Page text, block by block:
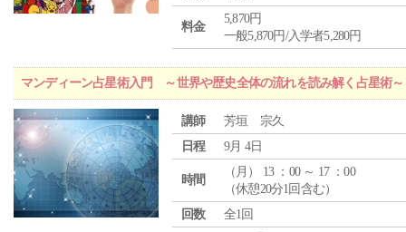
料金
5,870円
一般5,870円/入学者5,280円
マンディーン占星術入門 ～世界や歴史全体の流れを読み解く占星術～
講師
芳垣 宗久
日程
9月 4日
時間
（ 月 ） 13 ：00 ～ 17 ：00
（休憩20分1回含む）
回数
全1回